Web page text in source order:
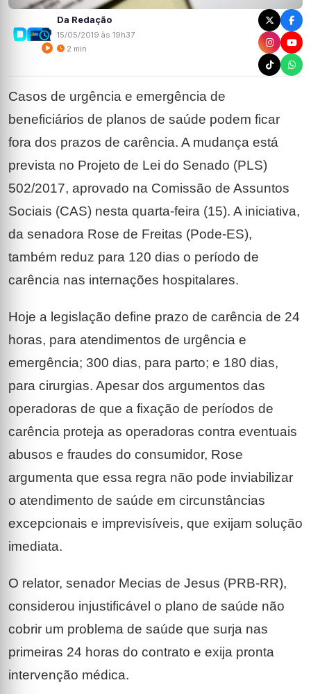
Da Redação
15/05/2019 às 19h37
2 min
Casos de urgência e emergência de
beneficiários de planos de saúde podem ficar
fora dos prazos de carência. A mudança está
prevista no Projeto de Lei do Senado (PLS)
502/2017, aprovado na Comissão de Assuntos
Sociais (CAS) nesta quarta-feira (15). A iniciativa,
da senadora Rose de Freitas (Pode-ES),
também reduz para 120 dias o período de
carência nas internações hospitalares.
Hoje a legislação define prazo de carência de 24
horas, para atendimentos de urgência e
emergência; 300 dias, para parto; e 180 dias,
para cirurgias. Apesar dos argumentos das
operadoras de que a fixação de períodos de
carência proteja as operadoras contra eventuais
abusos e fraudes do consumidor, Rose
argumenta que essa regra não pode inviabilizar
o atendimento de saúde em circunstâncias
excepcionais e imprevisíveis, que exijam solução
imediata.
O relator, senador Mecias de Jesus (PRB-RR),
considerou injustificável o plano de saúde não
cobrir um problema de saúde que surja nas
primeiras 24 horas do contrato e exija pronta
intervenção médica.